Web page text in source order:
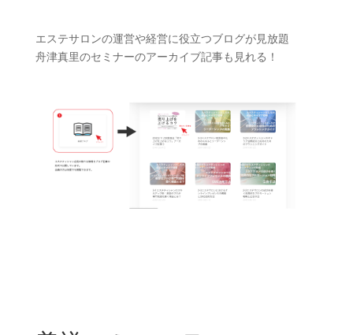
エステサロンの運営や経営に役立つブログが見放題
舟津真里のセミナーのアーカイブ記事も見れる！